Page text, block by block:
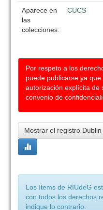
Aparece en
las
colecciones:
CUCS
Por respeto a los
puede publicarse ya
autorización explícita de
convenio de
Mostrar el registro
Los ítems de RIUdeG
con todos los derechos
indique lo contrario.